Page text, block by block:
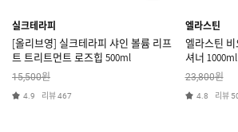
실크테라피
[올리브영] 실크테라피 샤인 볼륨 리프
트 트리트먼트 로즈힙 500ml
15,500원
4.9 리뷰467
엘라스틴
엘라스틴 비
셔너 1000ml
23,800원
4.8 리뷰